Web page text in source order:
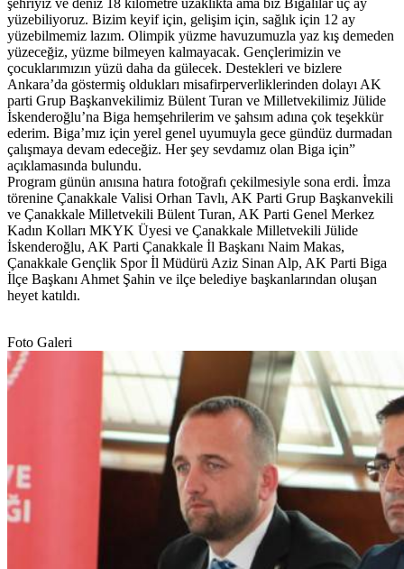
şehriyiz ve deniz 18 kilometre uzaklıkta ama biz Bigalılar üç ay
yüzebiliyoruz. Bizim keyif için, gelişim için, sağlık için 12 ay
yüzebilmemiz lazım. Olimpik yüzme havuzumuzla yaz kış demeden
yüzeceğiz, yüzme bilmeyen kalmayacak. Gençlerimizin ve
çocuklarımızın yüzü daha da gülecek. Destekleri ve bizlere
Ankara’da göstermiş oldukları misafirperverliklerinden dolayı AK
parti Grup Başkanvekilimiz Bülent Turan ve Milletvekilimiz Jülide
İskenderoğlu’na Biga hemşehrilerim ve şahsım adına çok teşekkür
ederim. Biga’mız için yerel genel uyumuyla gece gündüz durmadan
çalışmaya devam edeceğiz. Her şey sevdamız olan Biga için”
açıklamasında bulundu.
Program günün anısına hatıra fotoğrafı çekilmesiyle sona erdi. İmza
törenine Çanakkale Valisi Orhan Tavlı, AK Parti Grup Başkanvekili
ve Çanakkale Milletvekili Bülent Turan, AK Parti Genel Merkez
Kadın Kolları MKYK Üyesi ve Çanakkale Milletvekili Jülide
İskenderoğlu, AK Parti Çanakkale İl Başkanı Naim Makas,
Çanakkale Gençlik Spor İl Müdürü Aziz Sinan Alp, AK Parti Biga
İlçe Başkanı Ahmet Şahin ve ilçe belediye başkanlarından oluşan
heyet katıldı.
Foto Galeri